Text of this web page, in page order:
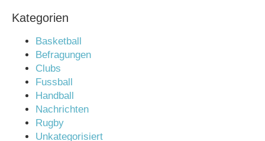
Kategorien
Basketball
Befragungen
Clubs
Fussball
Handball
Nachrichten
Rugby
Unkategorisiert